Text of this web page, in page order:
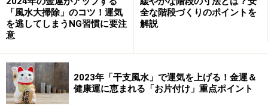
いそう土、又は白いペイントなどです。
↓
↓
〇電気・照明計画の考え方は
・生活シーンに応じた照明計画を考える。例えば食事
中、団らん、読書などの生活シーンです。
・埋め込み型の照明や無段階で明るさを調整できるライ
「風水大掃除」のコツ！運気
を逃してしまうNG習慣に要注
意
全な階段づくりのポイントを
解説
2023年「干支風水」で運気を上げる！金運＆
健康運に恵まれる「お片付け」重点ポイント